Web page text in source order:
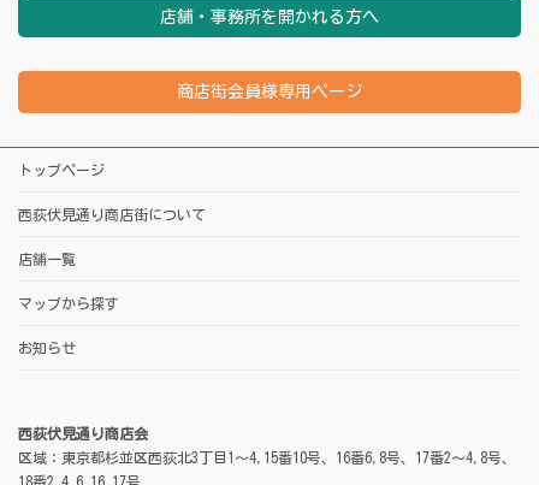
店舗・事務所を開かれる方へ
商店街会員様専用ページ
トップページ
西荻伏見通り商店街について
店舗一覧
マップから探す
お知らせ
西荻伏見通り商店会
区域：東京都杉並区西荻北3丁目1～4,15番10号、16番6,8号、17番2～4,8号、
18番2,4,6,16,17号、